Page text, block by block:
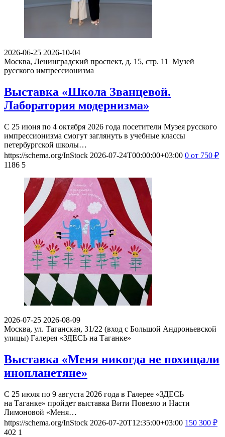
2026-06-25 2026-10-04
Москва, Ленинградский проспект, д. 15, стр. 11
Музей
русского импрессионизма
Выставка «Школа Званцевой.
Лаборатория модернизма»
С 25 июня по 4 октября 2026 года посетители Музея русского
импрессионизма смогут заглянуть в учебные классы
петербургской школы…
https://schema.org/InStock 2026-07-24T00:00:00+03:00 0 от 750 ₽
1186 5
2026-07-25 2026-08-09
Москва, ул. Таганская, 31/22 (вход с Большой Андроньевской
улицы) Галерея «ЗДЕСЬ на Таганке»
Выставка «Меня никогда не похищали
инопланетяне»
С 25 июля по 9 августа 2026 года в Галерее «ЗДЕСЬ
на Таганке» пройдет выставка Вити Повезло и Насти
Лимоновой «Меня…
https://schema.org/InStock 2026-07-20T12:35:00+03:00 150 300 ₽
402 1